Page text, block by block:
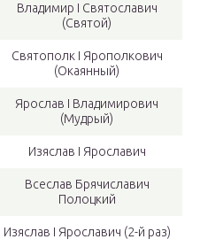
Владимир I Святославич
(Святой)
Святополк I Ярополкович
(Окаянный)
Ярослав I Владимирович
(Мудрый)
Изяслав I Ярославич
Всеслав Брячиславич
Полоцкий
Изяслав I Ярославич (2-й раз)